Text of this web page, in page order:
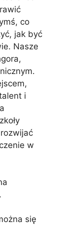
co
jak być
Nasze
i
w
się